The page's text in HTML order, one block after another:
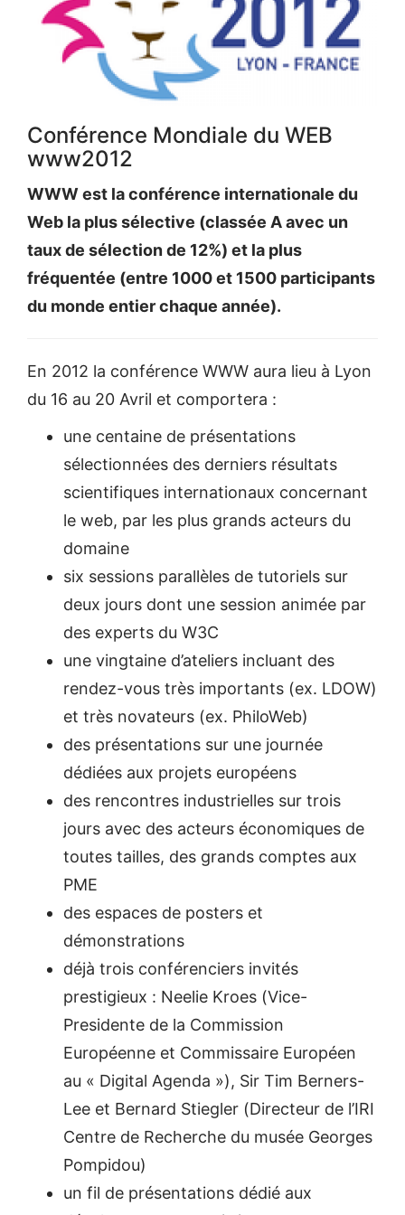
Conférence Mondiale du WEB
www2012
WWW est la conférence internationale du
Web la plus sélective (classée A avec un
taux de sélection de 12%) et la plus
fréquentée (entre 1000 et 1500 participants
du monde entier chaque année).
En 2012 la conférence WWW aura lieu à Lyon
du 16 au 20 Avril et comportera :
une centaine de présentations
sélectionnées des derniers résultats
scientifiques internationaux concernant
le web, par les plus grands acteurs du
domaine
six sessions parallèles de tutoriels sur
deux jours dont une session animée par
des experts du W3C
une vingtaine d’ateliers incluant des
rendez-vous très importants (ex. LDOW)
et très novateurs (ex. PhiloWeb)
des présentations sur une journée
dédiées aux projets européens
des rencontres industrielles sur trois
jours avec des acteurs économiques de
toutes tailles, des grands comptes aux
PME
des espaces de posters et
démonstrations
déjà trois conférenciers invités
prestigieux : Neelie Kroes (Vice-
Presidente de la Commission
Européenne et Commissaire Européen
au « Digital Agenda »), Sir Tim Berners-
Lee et Bernard Stiegler (Directeur de l’IRI
Centre de Recherche du musée Georges
Pompidou)
un fil de présentations dédié aux